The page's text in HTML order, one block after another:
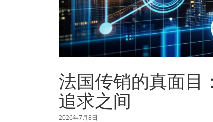
法国传销的真面目
追求之间
2026年7月8日